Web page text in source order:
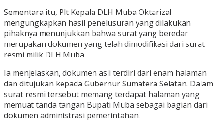
Sementara itu, Plt Kepala DLH Muba Oktarizal
mengungkapkan hasil penelusuran yang dilakukan
pihaknya menunjukkan bahwa surat yang beredar
merupakan dokumen yang telah dimodifikasi dari surat
resmi milik DLH Muba.
Ia menjelaskan, dokumen asli terdiri dari enam halaman
dan ditujukan kepada Gubernur Sumatera Selatan. Dalam
surat resmi tersebut memang terdapat halaman yang
memuat tanda tangan Bupati Muba sebagai bagian dari
dokumen administrasi pemerintahan.